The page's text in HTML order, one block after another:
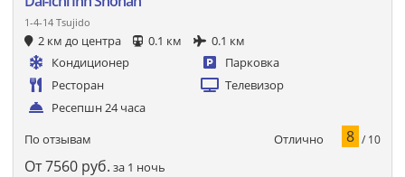
1-4-14 Tsujido
2 км до центра 0.1 км
0.1 км
Кондиционер
Парковка
Ресторан
Телевизор
Ресепшн 24 часа
По отзывам Отлично 8 / 10
От7560 руб. за 1 ночь